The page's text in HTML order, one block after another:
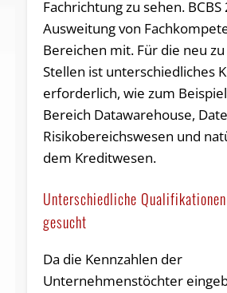
Fachrichtung zu sehen.
Ausweitung von
Bereichen mit. Für die neu
Stellen ist unterschiedliches
erforderlich, wie zum
Bereich Datawarehouse,
Risikobereichswesen und
dem Kreditwesen.
Unterschiedliche
gesucht
Da die Kennzahlen der
Unternehmenstöchter